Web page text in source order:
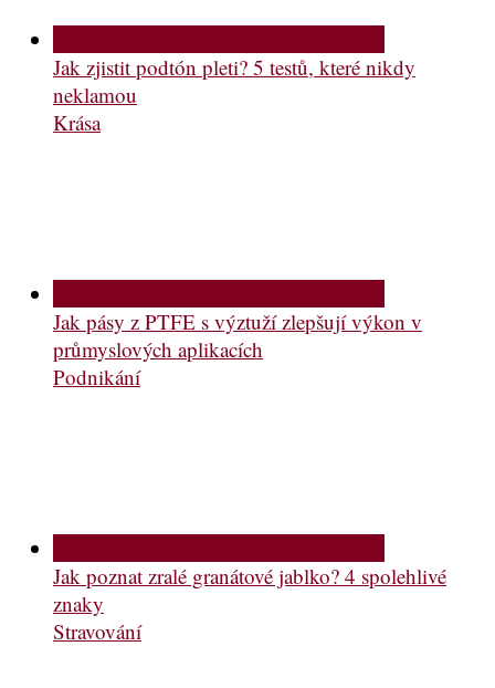
Jak zjistit podtón pleti? 5 testů, které nikdy
neklamou
Krása
Jak pásy z PTFE s výztuží zlepšují výkon v
průmyslových aplikacích
Podnikání
Jak poznat zralé granátové jablko? 4 spolehlivé
znaky
Stravování